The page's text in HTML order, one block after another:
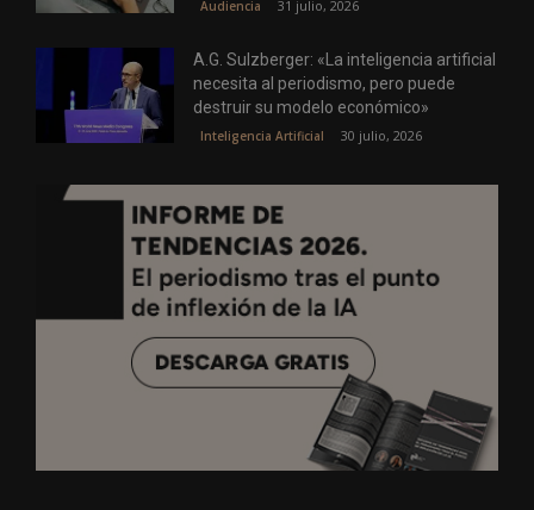
Audiencia 31 julio, 2026
A.G. Sulzberger: «La inteligencia artificial
necesita al periodismo, pero puede
destruir su modelo económico»
Inteligencia Artificial 30 julio, 2026